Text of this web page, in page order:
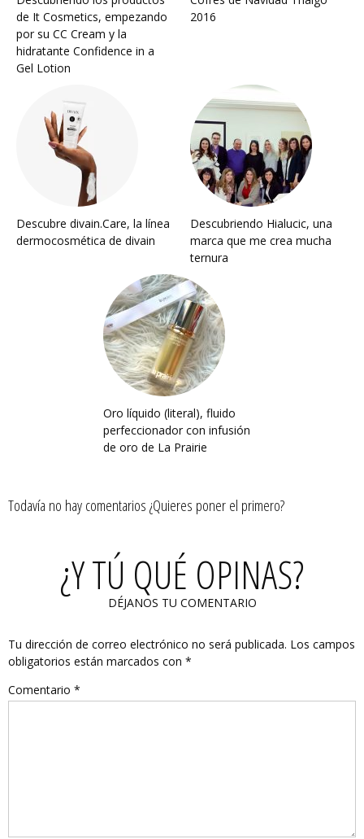
de It Cosmetics, empezando
por su CC Cream y la
hidratante Confidence in a
Gel Lotion
2016
Descubre divain.Care, la línea
dermocosmética de divain
Descubriendo Hialucic, una
marca que me crea mucha
ternura
Oro líquido (literal), fluido
perfeccionador con infusión
de oro de La Prairie
Todavía no hay comentarios ¿Quieres poner el primero?
¿Y TÚ QUÉ OPINAS?
DÉJANOS TU COMENTARIO
Tu dirección de correo electrónico no será publicada. Los campos
obligatorios están marcados con *
Comentario *